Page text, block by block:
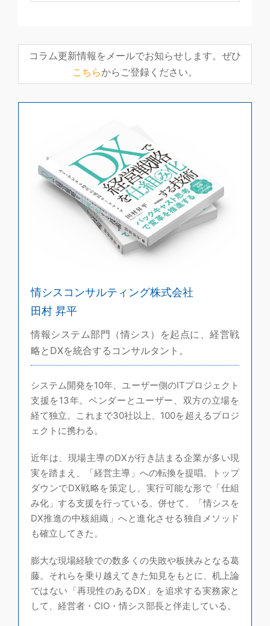
コラム更新情報をメールでお知らせします。ぜひ
こちらからご登録ください。
情シスコンサルティング株式会社
田村 昇平
情報システム部門（情シス）を起点に、経営戦
略とDXを統合するコンサルタント。
システム開発を10年、ユーザー側のITプロジェクト
支援を13年。ベンダーとユーザー、双方の立場を
経て独立。これまで30社以上、100を超えるプロジ
ェクトに携わる。
近年は、現場主導のDXが行き詰まる企業が多い現
実を踏まえ、「経営主導」への転換を提唱。トップ
ダウンでDX戦略を策定し、実行可能な形で「仕組
み化」する支援を行っている。併せて、「情シスを
DX推進の中核組織」へと進化させる独自メソッド
も確立してきた。
膨大な現場経験での数多くの失敗や板挟みとなる葛
藤。それらを乗り越えてきた知見をもとに、机上論
ではない「再現性のあるDX」を追求する実務家と
して、経営者・CIO・情シス部長と伴走している。